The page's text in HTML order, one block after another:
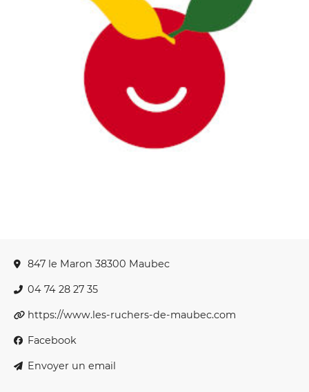
847 le Maron 38300 Maubec
04 74 28 27 35
https://www.les-ruchers-de-maubec.com
Facebook
Envoyer un email